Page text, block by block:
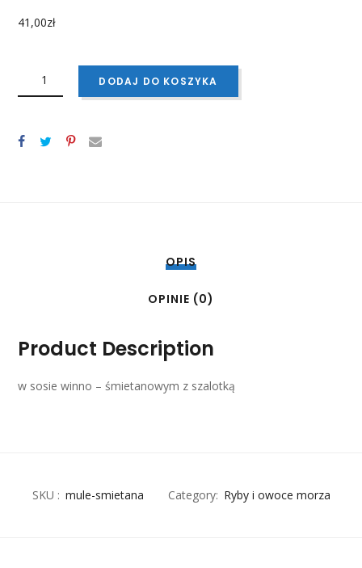
41,00zł
MULE DODAJ DO KOSZYKA
OPIS
OPINIE (0)
Product Description
w sosie winno – śmietanowym z szalotką
SKU : mule-smietana Category: Ryby i owoce morza